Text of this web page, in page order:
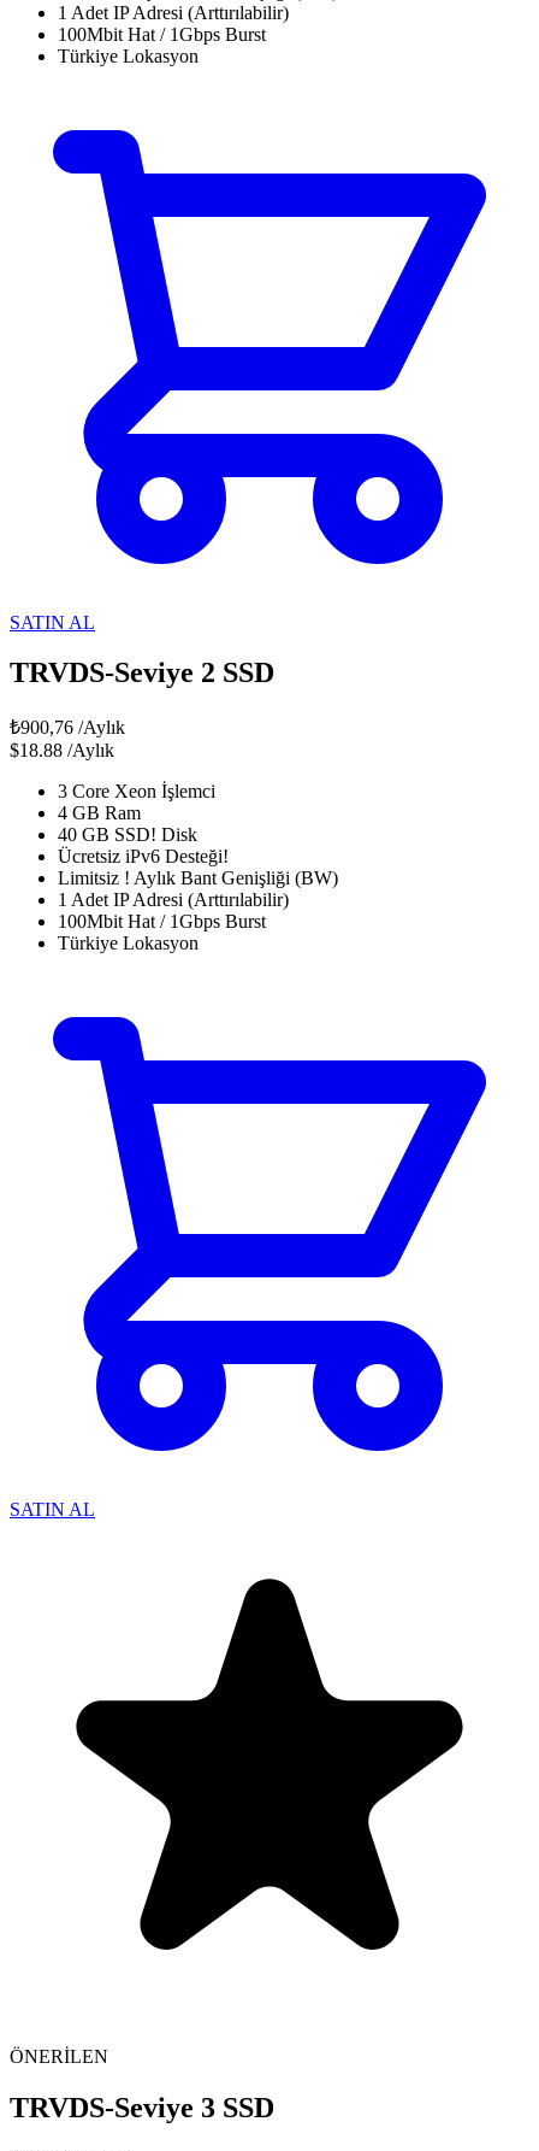
1 Adet IP Adresi (Arttırılabilir)
100Mbit Hat / 1Gbps Burst
Türkiye Lokasyon
SATIN AL
TRVDS-Seviye 2 SSD
₺900,76 /Aylık
$18.88 /Aylık
3 Core Xeon İşlemci
4 GB Ram
40 GB SSD! Disk
Ücretsiz iPv6 Desteği!
Limitsiz ! Aylık Bant Genişliği (BW)
1 Adet IP Adresi (Arttırılabilir)
100Mbit Hat / 1Gbps Burst
Türkiye Lokasyon
SATIN AL
ÖNERİLEN
TRVDS-Seviye 3 SSD